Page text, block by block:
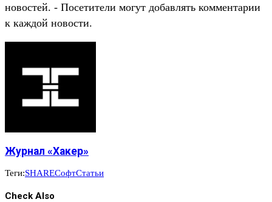
новостей. - Посетители могут добавлять комментарии
к каждой новости.
Журнал «Хакер»
Теги:SHAREСофтСтатьи
Check Also